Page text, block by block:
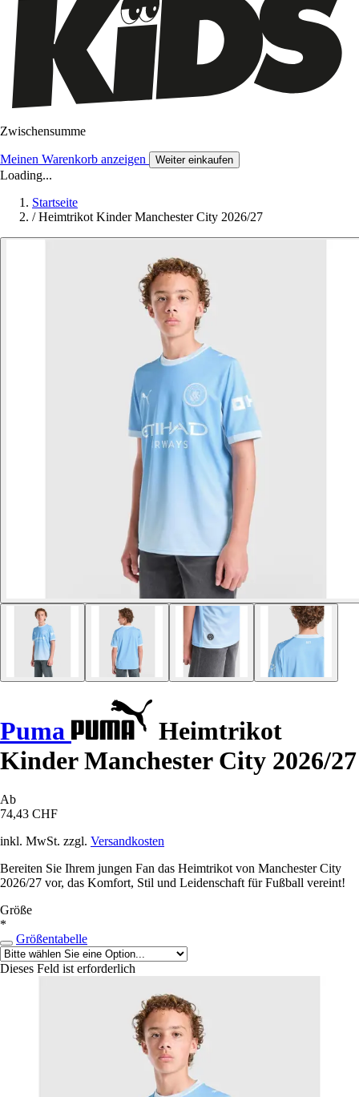
Zwischensumme
Meinen Warenkorb anzeigen Weiter einkaufen
Loading...
Startseite
/ Heimtrikot Kinder Manchester City 2026/27
Puma
Heimtrikot
Kinder Manchester City 2026/27
Ab
74,43 CHF
inkl. MwSt. zzgl. Versandkosten
Bereiten Sie Ihrem jungen Fan das Heimtrikot von Manchester City
2026/27 vor, das Komfort, Stil und Leidenschaft für Fußball vereint!
Größe
*
Größentabelle
Dieses Feld ist erforderlich